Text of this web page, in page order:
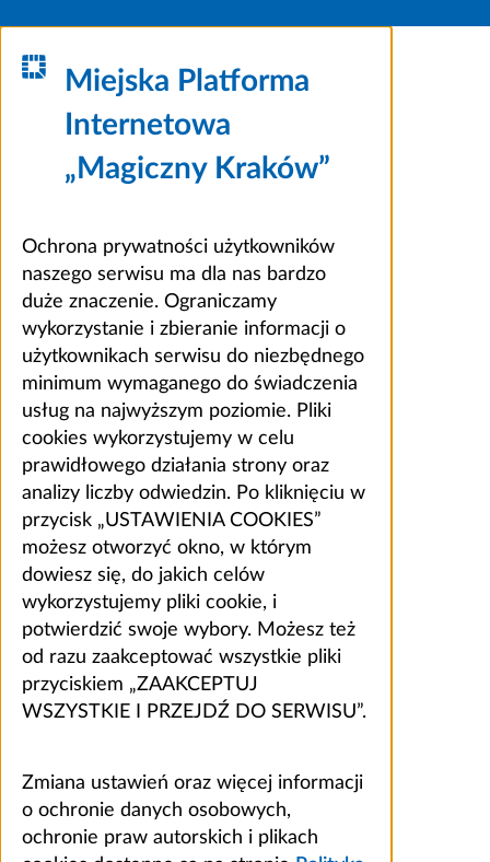
Miejska Platforma
Internetowa
„Magiczny Kraków”
Ochrona prywatności użytkowników
naszego serwisu ma dla nas bardzo
duże znaczenie. Ograniczamy
wykorzystanie i zbieranie informacji o
użytkownikach serwisu do niezbędnego
minimum wymaganego do świadczenia
usług na najwyższym poziomie. Pliki
cookies wykorzystujemy w celu
prawidłowego działania strony oraz
analizy liczby odwiedzin. Po kliknięciu w
przycisk „USTAWIENIA COOKIES”
możesz otworzyć okno, w którym
dowiesz się, do jakich celów
wykorzystujemy pliki cookie, i
potwierdzić swoje wybory. Możesz też
od razu zaakceptować wszystkie pliki
przyciskiem „ZAAKCEPTUJ
WSZYSTKIE I PRZEJDŹ DO SERWISU”.
Zmiana ustawień oraz więcej informacji
o ochronie danych osobowych,
ochronie praw autorskich i plikach